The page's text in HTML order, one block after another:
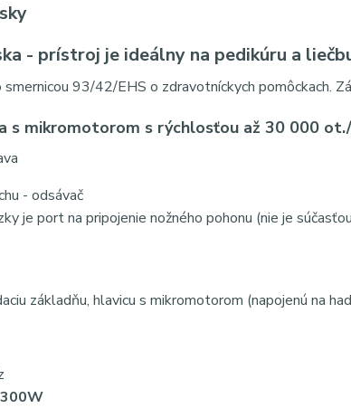
- prístroj je ideálny na pedikúru a
93/42/EHS o zdravotníckych pomôckach.
s mikromotorom s rýchlosťou až 30 000
- odsávač
je port na pripojenie nožného pohonu (nie je
základňu, hlavicu s mikromotorom (napojenú na